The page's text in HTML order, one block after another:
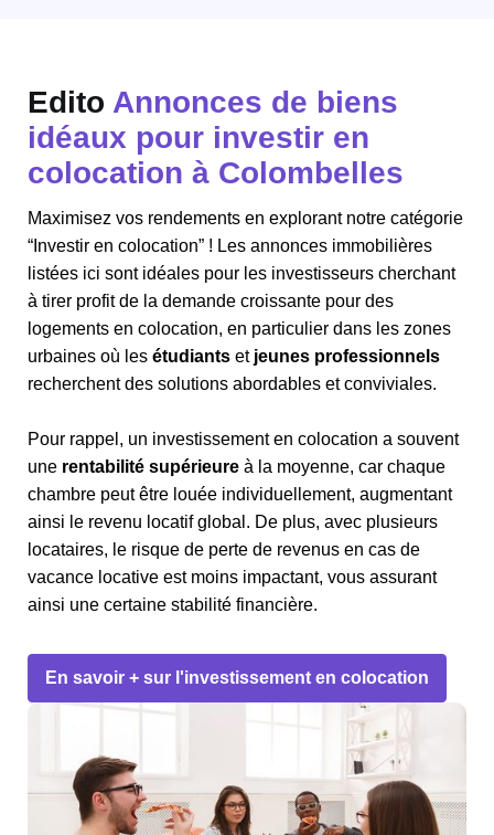
Edito Annonces de biens
idéaux pour investir en
colocation à Colombelles
Maximisez vos rendements en explorant notre catégorie
“Investir en colocation” ! Les annonces immobilières
listées ici sont idéales pour les investisseurs cherchant
à tirer profit de la demande croissante pour des
logements en colocation, en particulier dans les zones
urbaines où les étudiants et jeunes professionnels
recherchent des solutions abordables et conviviales.
Pour rappel, un investissement en colocation a souvent
une rentabilité supérieure à la moyenne, car chaque
chambre peut être louée individuellement, augmentant
ainsi le revenu locatif global. De plus, avec plusieurs
locataires, le risque de perte de revenus en cas de
vacance locative est moins impactant, vous assurant
ainsi une certaine stabilité financière.
En savoir + sur l'investissement en colocation